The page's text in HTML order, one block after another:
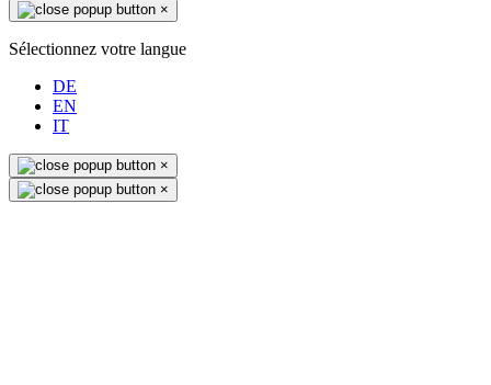
×
Sélectionnez votre langue
DE
EN
IT
×
×